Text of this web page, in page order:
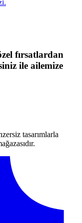
fırsatlardan
ile ailemize
tasarımlarla